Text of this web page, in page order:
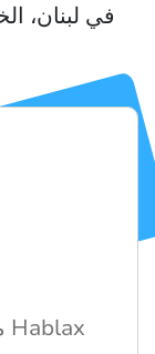
محتوى جذاب يوضح كيف يعمل Hablax